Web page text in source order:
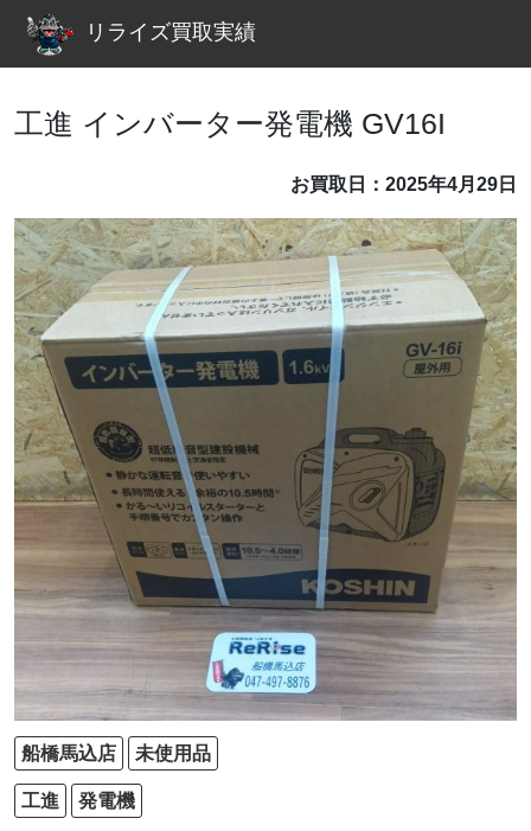
リライズ買取実績
工進 インバーター発電機 GV16I
お買取日：2025年4月29日
船橋馬込店 未使用品
工進 発電機